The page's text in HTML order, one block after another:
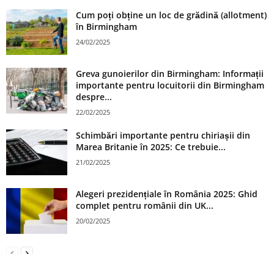
Cum poți obține un loc de grădină (allotment)
în Birmingham
24/02/2025
Greva gunoierilor din Birmingham: Informații
importante pentru locuitorii din Birmingham
despre...
22/02/2025
Schimbări importante pentru chiriașii din
Marea Britanie în 2025: Ce trebuie...
21/02/2025
Alegeri prezidențiale în România 2025: Ghid
complet pentru românii din UK...
20/02/2025